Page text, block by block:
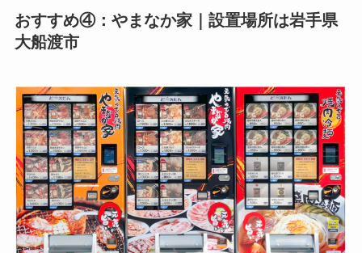
おすすめ④：やまなか家｜設置場所は岩手県
大船渡市